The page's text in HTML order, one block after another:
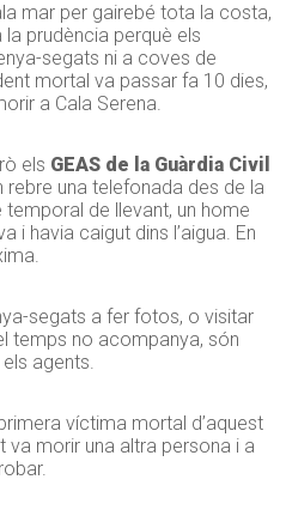
mar per gairebé tota la costa,
la prudència perquè els
segats ni a coves de
mortal va passar fa 10 dies,
a Cala Serena.
els GEAS de la Guàrdia Civil
rebre una telefonada des de la
de llevant, un home
i havia caigut dins l’aigua. En
segats a fer fotos, o visitar
temps no acompanya, són
agents.
víctima mortal d’aquest
va morir una altra persona i a